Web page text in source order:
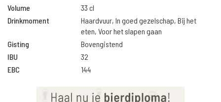
Volume
33 cl
Drinkmoment
Haardvuur, In goed gezelschap, Bij het
eten, Voor het slapen gaan
Gisting
Bovengistend
IBU
32
EBC
144